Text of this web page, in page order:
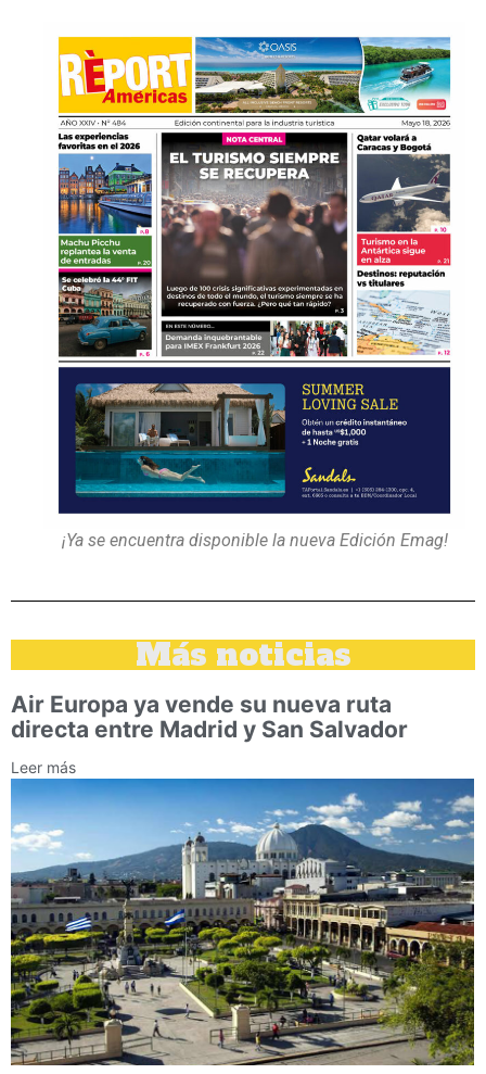
¡Ya se encuentra disponible la nueva Edición Emag!
Más noticias
Air Europa ya vende su nueva ruta
directa entre Madrid y San Salvador
Leer más